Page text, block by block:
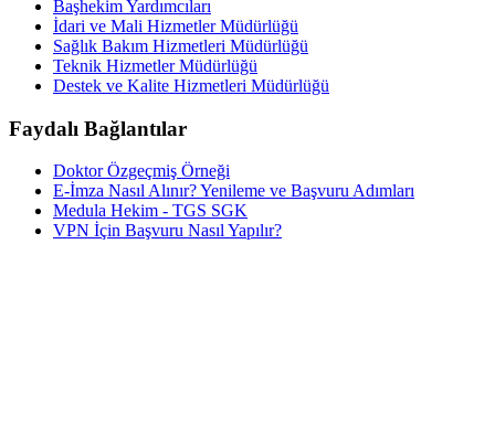
Başhekim Yardımcıları
İdari ve Mali Hizmetler Müdürlüğü
Sağlık Bakım Hizmetleri Müdürlüğü
Teknik Hizmetler Müdürlüğü
Destek ve Kalite Hizmetleri Müdürlüğü
Faydalı Bağlantılar
Doktor Özgeçmiş Örneği
E-İmza Nasıl Alınır? Yenileme ve Başvuru Adımları
Medula Hekim - TGS SGK
VPN İçin Başvuru Nasıl Yapılır?